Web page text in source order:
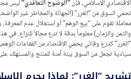
الاقتصادي الإسلامي، فإن“الوضوح التعاقدي”ليس
تحمي السوق من “الغرر” (الجهالة والمخاطر غير
معاملة تقوم على “بيع الوهم” أو استغلال عدم
والثمن والزمان) معلوماً بدقة لا تدع مجالاً للنزاع.
“الغرر” كدرع وقائي يحمي الاقتصاد من الفقاعات
سيادية تجعل من السوق بيئة آمنة للمنتج والمستهلك